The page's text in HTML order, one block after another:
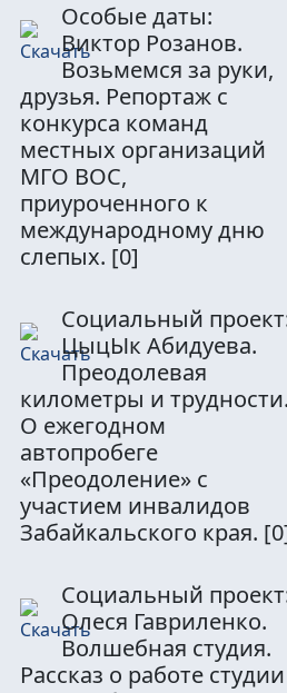
Особые даты:
Виктор Розанов.
Возьмемся за руки,
друзья. Репортаж с
конкурса команд
местных организаций
МГО ВОС,
приуроченного к
международному дню
слепых. [0]
Социальный
ЦыцЫк Абидуева.
Преодолевая
километры и трудности.
О ежегодном
автопробеге
«Преодоление» с
участием инвалидов
Забайкальского края.
Социальный
Олеся Гавриленко.
Волшебная студия.
Рассказ о работе студии